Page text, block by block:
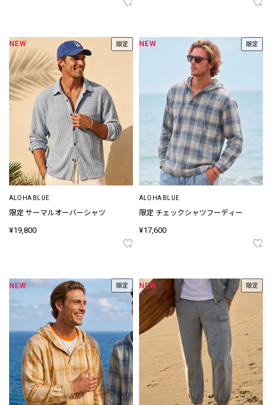
NEW 限定
ALOHA BLUE
限定 サーマルオーバーシャツ
¥19,800
NEW 限定
ALOHA BLUE
限定 チェックシャツフーディー
¥17,600
NEW 限定 NEW 限定